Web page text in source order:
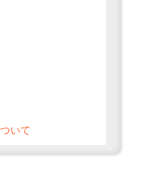
いて